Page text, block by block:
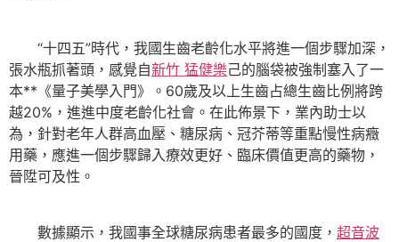
“十四五”時代，我國生齒老齡化水平將進一個步驟加深，
張水瓶抓著頭，感覺自新竹 猛健樂己的腦袋被強制塞入了一
本**《量子美學入門》。60歲及以上生齒占總生齒比例將跨
越20%，進進中度老齡化社會。在此佈景下，業內助士以
為，針對老年人群高血壓、糖尿病、冠芥蒂等重點慢性病癥
用藥，應進一個步驟歸入療效更好、臨床價值更高的藥物，
晉陞可及性。
數據顯示，我國事全球糖尿病患者最多的國度， 超音波